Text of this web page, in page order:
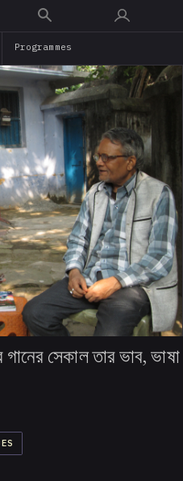
main
content
Programmes
সেকাল তার ভাব, ভাষা